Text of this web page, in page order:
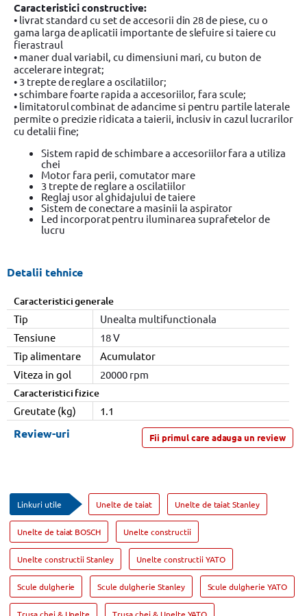
Caracteristici constructive:
• livrat standard cu set de accesorii din 28 de piese, cu o
gama larga de aplicatii importante de slefuire si taiere cu
fierastraul
• maner dual variabil, cu dimensiuni mari, cu buton de
accelerare integrat;
• 3 trepte de reglare a oscilatiilor;
• schimbare foarte rapida a accesoriilor, fara scule;
• limitatorul combinat de adancime si pentru partile laterale
permite o precizie ridicata a taierii, inclusiv in cazul lucrarilor
cu detalii fine;
Sistem rapid de schimbare a accesoriilor fara a utiliza
chei
Motor fara perii, comutator mare
3 trepte de reglare a oscilatiilor
Reglaj usor al ghidajului de taiere
Sistem de conectare a masinii la aspirator
Led incorporat pentru iluminarea suprafetelor de
lucru
Detalii tehnice
Caracteristici generale
Tip
Unealta multifunctionala
Tensiune
18 V
Tip alimentare
Acumulator
Viteza in gol
20000 rpm
Caracteristici fizice
Greutate (kg)
1.1
Fii primul care adauga un review
Review-uri
Linkuri utile Unelte de taiat Unelte de taiat Stanley
Unelte de taiat BOSCH Unelte constructii
Unelte constructii Stanley Unelte constructii YATO
Scule dulgherie Scule dulgherie Stanley Scule dulgherie YATO